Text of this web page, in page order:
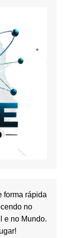
forma rápida
no
e no Mundo.